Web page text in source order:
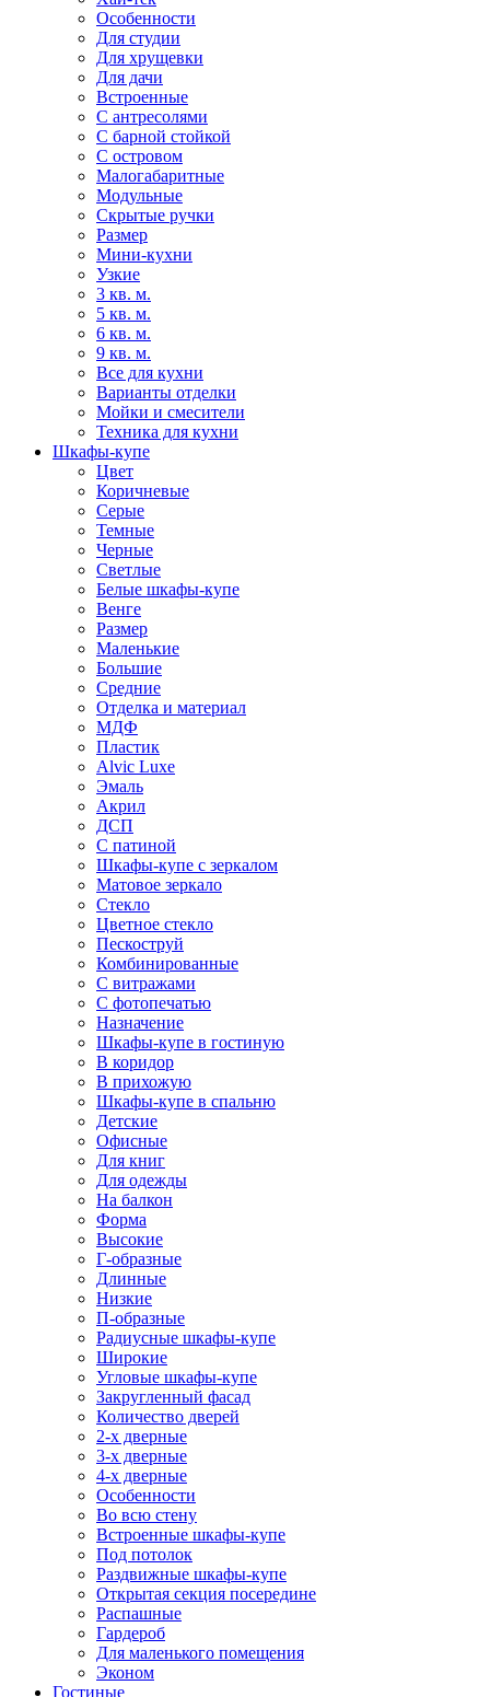
Особенности
Для студии
Для хрущевки
Для дачи
Встроенные
С антресолями
С барной стойкой
С островом
Малогабаритные
Модульные
Скрытые ручки
Размер
Мини-кухни
Узкие
3 кв. м.
5 кв. м.
6 кв. м.
9 кв. м.
Все для кухни
Варианты отделки
Мойки и смесители
Техника для кухни
Шкафы-купе
Цвет
Коричневые
Серые
Темные
Черные
Светлые
Белые шкафы-купе
Венге
Размер
Маленькие
Большие
Средние
Отделка и материал
МДФ
Пластик
Alvic Luxe
Эмаль
Акрил
ДСП
С патиной
Шкафы-купе с зеркалом
Матовое зеркало
Стекло
Цветное стекло
Пескоструй
Комбинированные
С витражами
С фотопечатью
Назначение
Шкафы-купе в гостиную
В коридор
В прихожую
Шкафы-купе в спальню
Детские
Офисные
Для книг
Для одежды
На балкон
Форма
Высокие
Г-образные
Длинные
Низкие
П-образные
Радиусные шкафы-купе
Широкие
Угловые шкафы-купе
Закругленный фасад
Количество дверей
2-х дверные
3-х дверные
4-х дверные
Особенности
Во всю стену
Встроенные шкафы-купе
Под потолок
Раздвижные шкафы-купе
Открытая секция посередине
Распашные
Гардероб
Для маленького помещения
Эконом
Гостиные